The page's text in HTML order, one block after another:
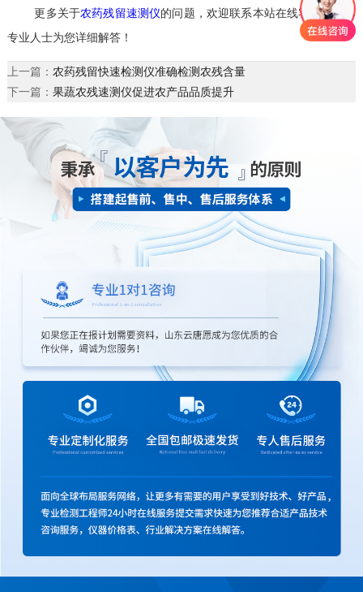
更多关于农药残留速测仪的问题，欢迎联系本站在线客服，会有
专业人士为您详细解答！
上一篇： 农药残留快速检测仪准确检测农残含量
下一篇： 果蔬农残速测仪促进农产品品质提升